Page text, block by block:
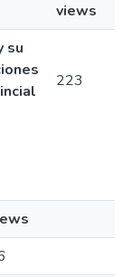
views
su
223